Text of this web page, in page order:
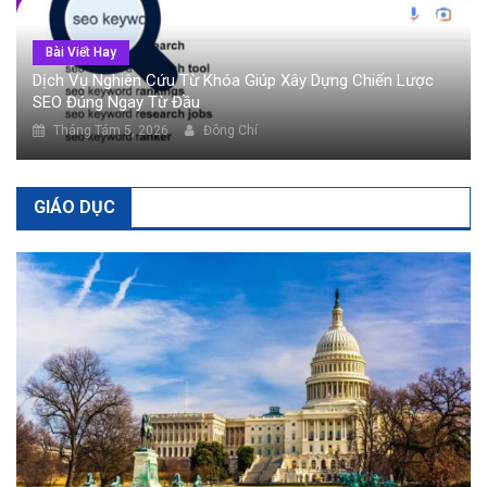
Bài Viết Hay
Dịch Vụ Nghiên Cứu Từ Khóa Giúp Xây Dựng Chiến Lược
SEO Đúng Ngay Từ Đầu
Tháng Tám 5, 2026 Đông Chí
GIÁO DỤC